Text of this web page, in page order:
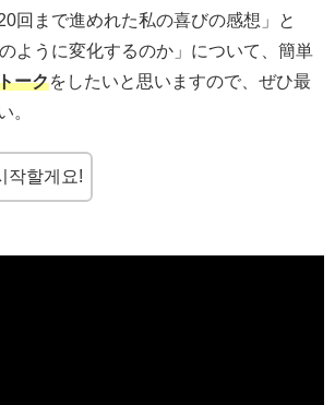
回まで進めれた私の喜びの感想」と
ように変化するのか」について、簡単
ークをしたいと思いますので、ぜひ最
。
작할게요!